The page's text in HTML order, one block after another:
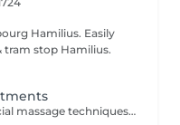
Easily
tram stop Hamilius.
A collection of advanced manual facial massage techniques designed to sculpt facial contours, stimulate circulation, and enhance natural lifting effects. These treatments work deeply on facial muscles to release tension, improve lymphatic drainage, and restore a more defined, refreshed appearance while promoting overall skin health and relaxation. Ideal for those seeking natural lifting, facial contouring, and visible skin revitalization without invasive procedures. For optimal results, a course of 5-10 treatments is recommended, performed 12 times per week, followed by regular maintenance. TREATMENT OPTIONS: - Sculpting Face Massage - a 60-minute manual lifting massage focused on facial contouring, muscle relaxation and circulation improvement. - Sculpting Face Massage + Alginate Mask- includes 40 min of sculpting massage followed by a 20-minute alginate mask to hydrate, calm and enhance lifting results. - Extended Sculpting Face Massage + Alginate Mask- includes 60 min of intensive sculpting facial massage combined with a soothing alginate mask for enhanced lifting, contouring and deep relaxation. AVAILABLE ENHANCEMENTS: - Sculpting Facial Massage + Carboxytherapy- a synergistic treatment combining sculpting massage techniques with oxygenating carboxytherapy to enhance circulation, lymphatic drainage, and skin vitality. This combination delivers a natural lifting effect, improves skin tone, and leaves the skin refreshed, plump, and visibly revitalised. BENEFITS: - Improved facial contour and definition - Reduced puffiness and fluid retention - Enhanced circulation and oxygenation - Natural lifting effect - Relaxation of facial muscle tension - Improved skin tone and radiance INDICATIONS: - Loss of facial contour - Puffiness and fluid retention - Muscle tension in the face - Dull or tired-looking skin - Early signs of aging - Desire for natural lifting effect CONTRAINDICATIONS: - Active skin infections or inflammation - Open wounds or damaged skin - Severe skin conditions - Recent invasive procedures (relative) - Acute dental or jaw conditions (for buccal massage) AFTERCARE & RECOMMENDATIONS: - Maintain hydration - Avoid intense facial treatments on the same day - Follow a regular treatment course for best results - Combine with professional skincare for enhanced effect Natural lifting, sculpted contours, and a refreshed, radiant appearance achieved through expert manual techniques.